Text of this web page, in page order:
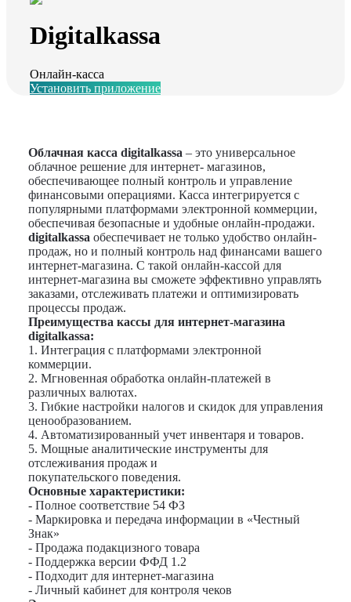
Digitalkassa
Онлайн-касса
Установить приложение
Облачная касса digitalkassa – это универсальное
облачное решение для интернет- магазинов,
обеспечивающее полный контроль и управление
финансовыми операциями. Касса интегрируется с
популярными платформами электронной коммерции,
обеспечивая безопасные и удобные онлайн-продажи.
digitalkassa обеспечивает не только удобство онлайн-
продаж, но и полный контроль над финансами вашего
интернет-магазина. С такой онлайн-кассой для
интернет-магазина вы сможете эффективно управлять
заказами, отслеживать платежи и оптимизировать
процессы продаж.
Преимущества кассы для интернет-магазина
digitalkassa:
1. Интеграция с платформами электронной
коммерции.
2. Мгновенная обработка онлайн-платежей в
различных валютах.
3. Гибкие настройки налогов и скидок для управления
ценообразованием.
4. Автоматизированный учет инвентаря и товаров.
5. Мощные аналитические инструменты для
отслеживания продаж и
покупательского поведения.
Основные характеристики:
- Полное соответствие 54 ФЗ
- Маркировка и передача информации в «Честный
Знак»
- Продажа подакцизного товара
- Поддержка версии ФФД 1.2
- Подходит для интернет-магазина
- Личный кабинет для контроля чеков